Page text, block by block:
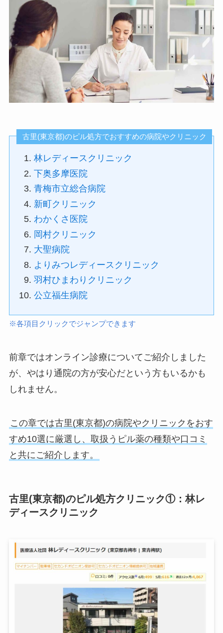
古里(東京都)のピル処方でおすすめの病院やクリニック
林レディースクリニック
下奥多摩医院
青梅市立総合病院
新町クリニック
わかくさ医院
岡村クリニック
大聖病院
よりみつレディースクリニック
羽村ひまわりクリニック
公立福生病院
※各項目クリックでジャンプできます
前章ではオンライン診療についてご紹介しました
が、やはり通院の方が安心だという方もいるかも
しれません。
この章では古里(東京都)の病院やクリニックをおす
すめ10選に厳選し、取扱うピル薬の種類や口コミ
と共にご紹介します。
古里(東京都)のピル処方クリニック①：林レ
ディースクリニック